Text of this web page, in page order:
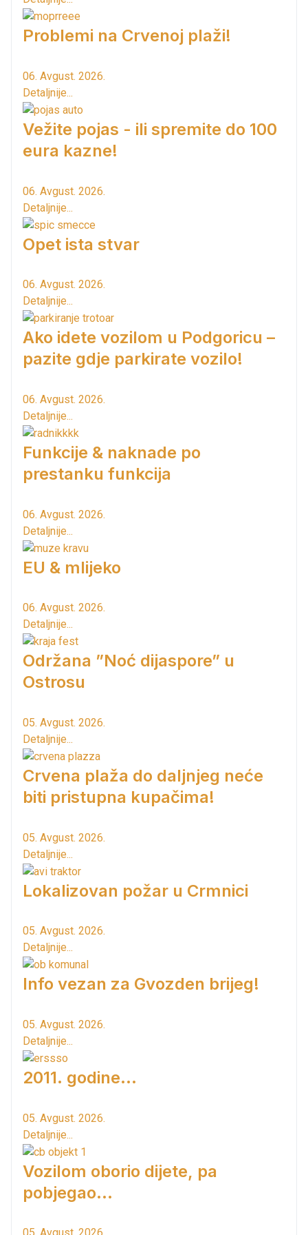
Problemi na Crvenoj plaži!
06. Avgust. 2026.
Detaljnije...
Vežite pojas - ili spremite do 100
eura kazne!
06. Avgust. 2026.
Detaljnije...
Opet ista stvar
06. Avgust. 2026.
Detaljnije...
Ako idete vozilom u Podgoricu –
pazite gdje parkirate vozilo!
06. Avgust. 2026.
Detaljnije...
Funkcije & naknade po
prestanku funkcija
06. Avgust. 2026.
Detaljnije...
EU & mlijeko
06. Avgust. 2026.
Detaljnije...
Održana ”Noć dijaspore” u
Ostrosu
05. Avgust. 2026.
Detaljnije...
Crvena plaža do daljnjeg neće
biti pristupna kupačima!
05. Avgust. 2026.
Detaljnije...
Lokalizovan požar u Crmnici
05. Avgust. 2026.
Detaljnije...
Info vezan za Gvozden brijeg!
05. Avgust. 2026.
Detaljnije...
2011. godine...
05. Avgust. 2026.
Detaljnije...
Vozilom oborio dijete, pa
pobjegao...